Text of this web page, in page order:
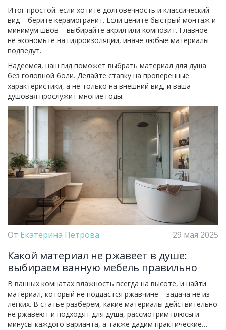
Итог простой: если хотите долговечность и классический
вид – берите керамогранит. Если цените быстрый монтаж и
минимум швов – выбирайте акрил или композит. Главное –
не экономьте на гидроизоляции, иначе любые материалы
подведут.
Надеемся, наш гид поможет выбрать материал для душа
без головной боли. Делайте ставку на проверенные
характеристики, а не только на внешний вид, и ваша
душовая прослужит многие годы.
От Екатерина Петрова 29 мая 2025
Какой материал не ржавеет в душе:
выбираем ванную мебель правильно
В ванных комнатах влажность всегда на высоте, и найти
материал, который не поддастся ржавчине – задача не из
лёгких. В статье разберём, какие материалы действительно
не ржавеют и подходят для душа, рассмотрим плюсы и
минусы каждого варианта, а также дадим практические